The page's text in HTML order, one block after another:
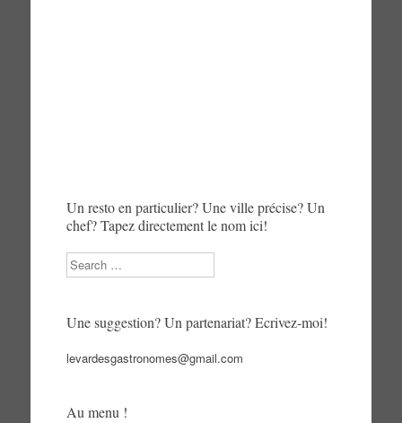
Un resto en particulier? Une ville précise? Un
chef? Tapez directement le nom ici!
Search
Une suggestion? Un partenariat? Ecrivez-moi!
levardesgastronomes@gmail.com
Au menu !